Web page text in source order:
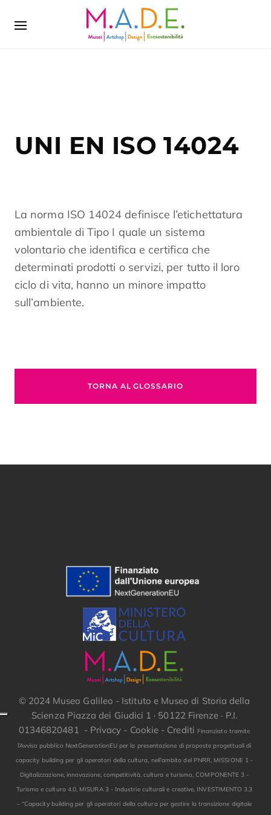
UNI EN ISO 14024
La norma ISO 14024 definisce l’etichettatura
ambientale di Tipo I quale un sistema
volontario che identifica e certifica che
determinati prodotti o servizi, per tutto il loro
ciclo di vita, hanno un minore impatto
sull’ambiente.
TORNA AL GLOSSARIO
© 2024 Museo Galileo - Istituto e Museo di Storia della
Scienza Piazza dei Giudici 1 · 50122 Firenze · P.I.
01346820481 - Privacy - Cookie - Crediti Finanziato tramite
l’Avviso pubblico NextGenerationEU per la presentazione di proposte progettuali di
capacity building per gli operatori della cultura, nell’ambito del PNRR, MISSIONE 1 -
Digitalizzazione, innovazione, competitività, cultura e turismo, COMPONENTE 3 -
Turismo e cultura 4.0, MISURA 3 - Industrie culturali e creative, INVESTIMENTO 3.3
– “Capacity building per gli operatori della cultura per gestire la transizione digitale